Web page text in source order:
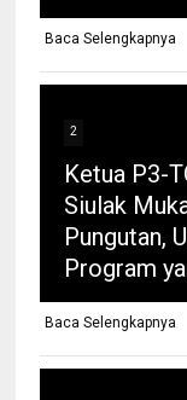
Baca Selengkapnya
2
Ketua P3-
Siulak
Pungutan,
Program
Baca Selengkapnya